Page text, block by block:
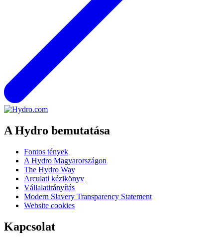
A Hydro bemutatása
Fontos tények
A Hydro Magyarországon
The Hydro Way
Arculati kézikönyv
Vállalatirányítás
Modern Slavery Transparency Statement
Website cookies
Kapcsolat